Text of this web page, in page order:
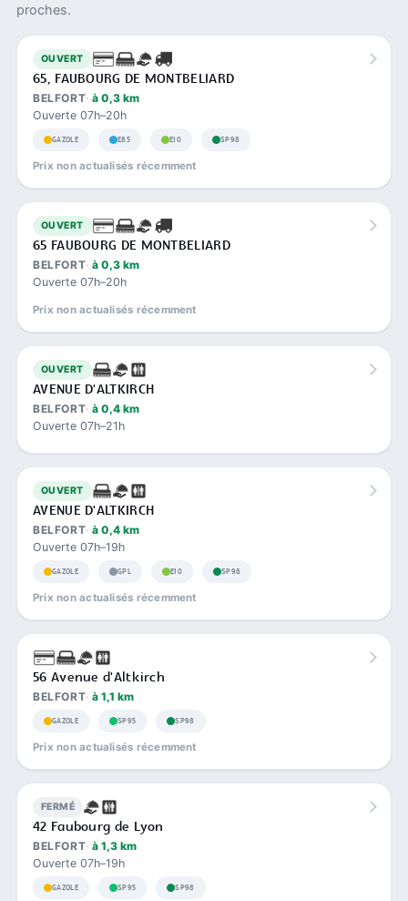
proches.
OUVERT
65, FAUBOURG DE MONTBELIARD
BELFORT à 0,3 km
Ouverte 07h–20h
GAZOLE E85 E10 SP98
Prix non actualisés récemment
OUVERT
65 FAUBOURG DE MONTBELIARD
BELFORT à 0,3 km
Ouverte 07h–20h
Prix non actualisés récemment
OUVERT
AVENUE D'ALTKIRCH
BELFORT à 0,4 km
Ouverte 07h–21h
OUVERT
AVENUE D'ALTKIRCH
BELFORT à 0,4 km
Ouverte 07h–19h
GAZOLE GPL E10 SP98
Prix non actualisés récemment
56 Avenue d'Altkirch
BELFORT à 1,1 km
GAZOLE SP95 SP98
Prix non actualisés récemment
FERMÉ
42 Faubourg de Lyon
BELFORT à 1,3 km
Ouverte 07h–19h
GAZOLE SP95 SP98